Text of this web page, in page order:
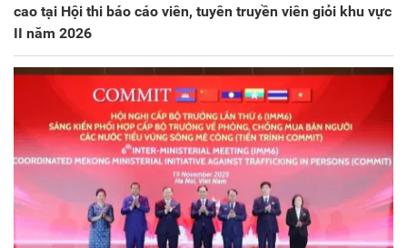
cao tại Hội thi báo cáo viên, tuyên truyền viên giỏi khu vực
II năm 2026